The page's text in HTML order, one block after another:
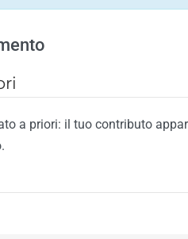
in tono sacrilego,
commenti contrari al
commenti lesivi della
commenti razzisti nei
commenti contrari al
commenti inerenti
a priori: il tuo contributo